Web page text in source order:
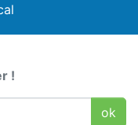
!
ok